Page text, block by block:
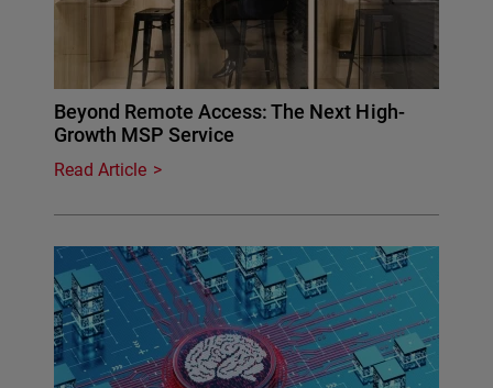
Beyond Remote Access: The Next High-
Growth MSP Service
Read Article